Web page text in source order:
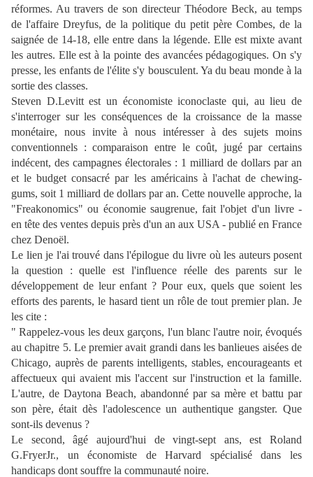
réformes. Au travers de son directeur Théodore Beck, au temps
de l'affaire Dreyfus, de la politique du petit père Combes, de la
saignée de 14-18, elle entre dans la légende. Elle est mixte avant
les autres. Elle est à la pointe des avancées pédagogiques. On s'y
presse, les enfants de l'élite s'y bousculent. Ya du beau monde à la
sortie des classes.
Steven D.Levitt est un économiste iconoclaste qui, au lieu de
s'interroger sur les conséquences de la croissance de la masse
monétaire, nous invite à nous intéresser à des sujets moins
conventionnels : comparaison entre le coût, jugé par certains
indécent, des campagnes électorales : 1 milliard de dollars par an
et le budget consacré par les américains à l'achat de chewing-
gums, soit 1 milliard de dollars par an. Cette nouvelle approche, la
"Freakonomics" ou économie saugrenue, fait l'objet d'un livre -
en tête des ventes depuis près d'un an aux USA - publié en France
chez Denoël.
Le lien je l'ai trouvé dans l'épilogue du livre où les auteurs posent
la question : quelle est l'influence réelle des parents sur le
développement de leur enfant ? Pour eux, quels que soient les
efforts des parents, le hasard tient un rôle de tout premier plan. Je
les cite :
" Rappelez-vous les deux garçons, l'un blanc l'autre noir, évoqués
au chapitre 5. Le premier avait grandi dans les banlieues aisées de
Chicago, auprès de parents intelligents, stables, encourageants et
affectueux qui avaient mis l'accent sur l'instruction et la famille.
L'autre, de Daytona Beach, abandonné par sa mère et battu par
son père, était dès l'adolescence un authentique gangster. Que
sont-ils devenus ?
Le second, âgé aujourd'hui de vingt-sept ans, est Roland
G.FryerJr., un économiste de Harvard spécialisé dans les
handicaps dont souffre la communauté noire.